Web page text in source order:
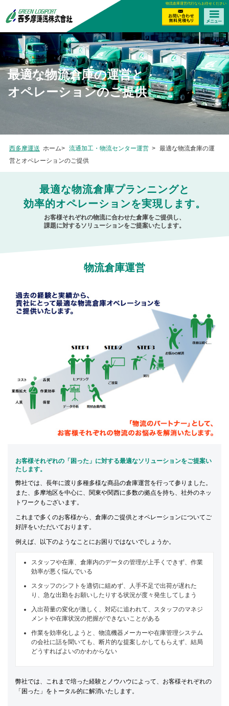
物流倉庫運営代行ならお任せください
最適な物流倉庫の運営と
オペレーションのご提供
西多摩運送 ホーム> 流通加工・物流センター運営 > 最適な物流倉庫の運
営とオペレーションのご提供
最適な物流倉庫プランニングと
効率的オペレーションを実現します。
お客様それぞれの物流に合わせた倉庫をご提供し、
課題に対するソリューションをご提案いたします。
物流倉庫運営
お客様それぞれの「困った」に対する最適なソリューションをご提案い
たします。
弊社では、長年に渡り多種多様な商品の倉庫運営を行って参りました。
また、多摩地区を中心に、関東や関西に多数の拠点を持ち、社外のネッ
トワークもございます。
これまで多くのお客様から、倉庫のご提供とオペレーションについてご
好評をいただいております。
例えば、以下のようなことにお困りではないでしょうか。
スタッフや在庫、倉庫内のデータの管理が上手くできず、作業
効率が悪く悩んでいる
スタッフのシフトを適切に組めず、人手不足で出荷が遅れた
り、急な出勤をお願いしたりする状況が度々発生してしまう
入出荷量の変化が激しく、対応に追われて、スタッフのマネジ
メントや在庫状況の把握ができないことがある
作業を効率化しようと、物流機器メーカーや在庫管理システム
の会社に話を聞いても、断片的な提案しかしてもらえず、結局
どうすればよいのかわからない
弊社では、これまで培った経験とノウハウによって、お客様それぞれの
「困った」をトータル的に解消いたします。